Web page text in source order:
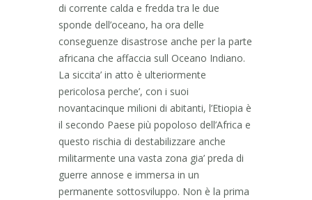
di corrente calda e fredda tra le due
sponde dell’oceano, ha ora delle
conseguenze disastrose anche per la parte
africana che affaccia sull Oceano Indiano.
La siccita’ in atto è ulteriormente
pericolosa perche’, con i suoi
novantacinque milioni di abitanti, l’Etiopia è
il secondo Paese più popoloso dell’Africa e
questo rischia di destabilizzare anche
militarmente una vasta zona gia’ preda di
guerre annose e immersa in un
permanente sottosviluppo. Non è la prima